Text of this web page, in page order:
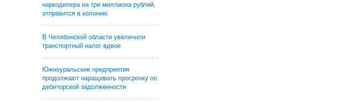
наркодилера на три миллиона рублей,
отправится в колонию
В Челябинской области увеличили
транспортный налог вдвое
Южноуральские предприятия
продолжают наращивать просрочку по
дебиторской задолженности